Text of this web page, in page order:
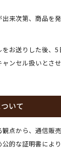
来次第、商品を
お送りした後、
ンセル扱いとさせ
いて
点から、通信販
的な証明書によ